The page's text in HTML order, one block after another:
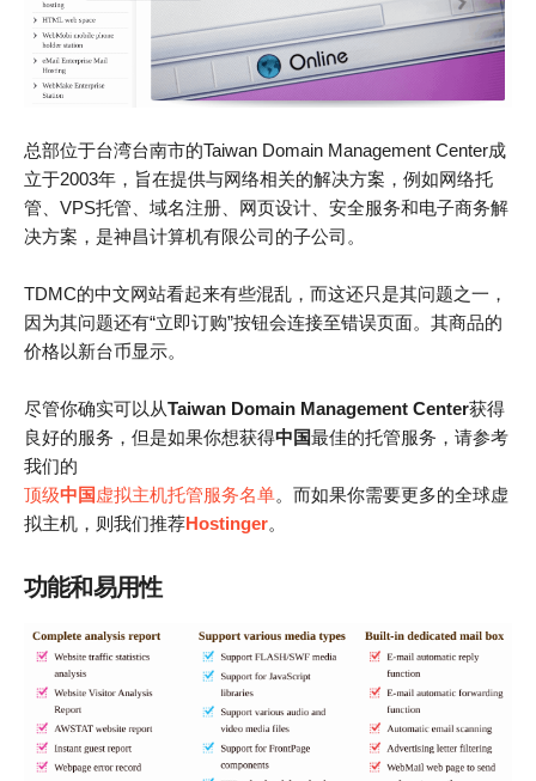
总部位于台湾台南市的Taiwan Domain Management Center成
立于2003年，旨在提供与网络相关的解决方案，例如网络托
管、VPS托管、域名注册、网页设计、安全服务和电子商务解
决方案，是神昌计算机有限公司的子公司。
TDMC的中文网站看起来有些混乱，而这还只是其问题之一，
因为其问题还有“立即订购”按钮会连接至错误页面。其商品的
价格以新台币显示。
尽管你确实可以从Taiwan Domain Management Center获得
良好的服务，但是如果你想获得中国最佳的托管服务，请参考
我们的
顶级中国 虚拟主机托管服务名单。而如果你需要更多的全球虚
拟主机，则我们推荐Hostinger。
功能和易用性